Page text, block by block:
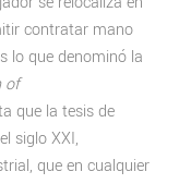
contratar mano
lo que denominó la
of
que la tesis de
siglo XXI,
que en cualquier